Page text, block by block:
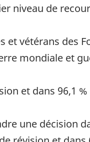
niveau de
et vétérans des
mondiale et
et dans 96,1
une décision